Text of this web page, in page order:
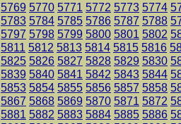
5769 5770 5771 5772 5773 5774
5783 5784 5785 5786 5787 5788
5797 5798 5799 5800 5801 5802
5811 5812 5813 5814 5815 5816
5825 5826 5827 5828 5829 5830
5839 5840 5841 5842 5843 5844
5853 5854 5855 5856 5857 5858
5867 5868 5869 5870 5871 5872
5881 5882 5883 5884 5885 5886